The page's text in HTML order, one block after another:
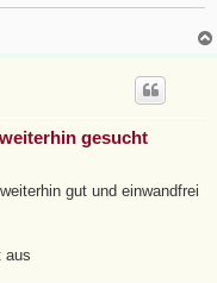
gesucht
gut und einwandfrei
aus